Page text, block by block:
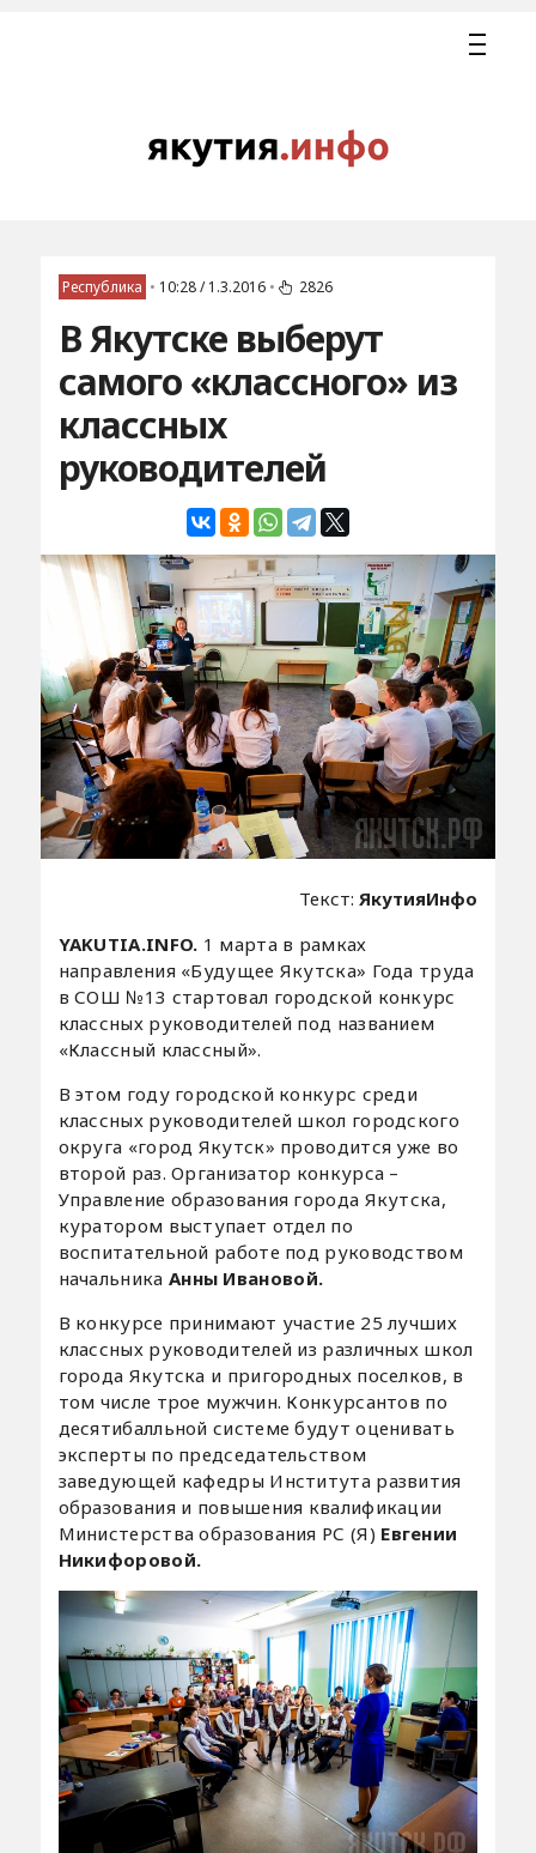
Республика • 10:28 / 1.3.2016 • 2826
В Якутске выберут
самого «классного» из
классных
руководителей
Текст: ЯкутияИнфо
YAKUTIA.INFO. 1 марта в рамках
направления «Будущее Якутска» Года труда
в СОШ №13 стартовал городской конкурс
классных руководителей под названием
«Классный классный».
В этом году городской конкурс среди
классных руководителей школ городского
округа «город Якутск» проводится уже во
второй раз. Организатор конкурса –
Управление образования города Якутска,
куратором выступает отдел по
воспитательной работе под руководством
начальника Анны Ивановой.
В конкурсе принимают участие 25 лучших
классных руководителей из различных школ
города Якутска и пригородных поселков, в
том числе трое мужчин. Конкурсантов по
десятибалльной системе будут оценивать
эксперты по председательством
заведующей кафедры Института развития
образования и повышения квалификации
Министерства образования РС (Я) Евгении
Никифоровой.